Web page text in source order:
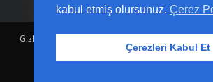
Gizlilik Politikası
İletişim
Yardım Merkezi
kabul etmiş olursunuz. Çerez
Çerezleri Kabul Et